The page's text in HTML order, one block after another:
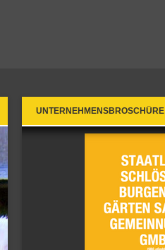
UNTERNEHMENSBROSCHÜRE